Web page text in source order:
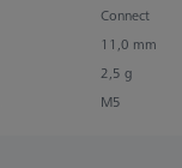
Connect
11,0 mm
2,5 g
M5